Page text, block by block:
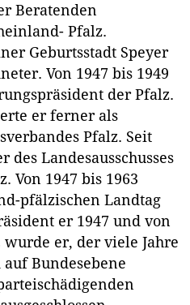
Beratenden
Pfalz.
Geburtsstadt Speyer
Von 1947 bis 1949
der Pfalz.
er ferner als
Pfalz. Seit
des Landesausschusses
Von 1947 bis 1963
pfälzischen Landtag
er 1947 und von
wurde er, der viele Jahre
auf Bundesebene